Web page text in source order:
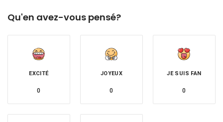
Qu'en avez-vous pensé?
EXCITÉ
0
JOYEUX
0
JE SUIS FAN
0